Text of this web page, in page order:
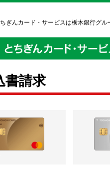
ぎんカード・サービスは栃木銀行グ
書請求